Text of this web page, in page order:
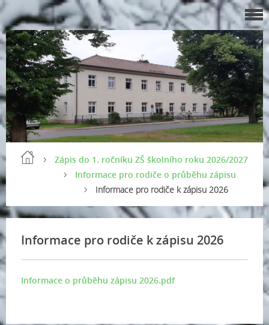
Zápis do 1. ročníku ZŠ školního roku 2026/2027
Informace pro rodiče o průběhu zápisu
Informace pro rodiče k zápisu 2026
Informace pro rodiče k zápisu 2026
Informace o průběhu zápisu 2026.pdf